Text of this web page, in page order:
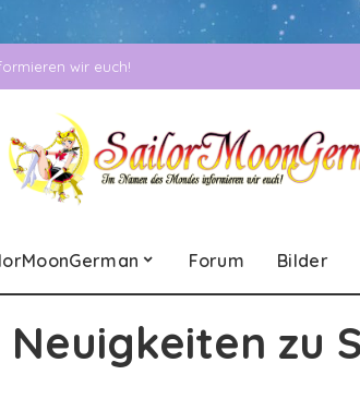
wir euch!
Forum Bilder
zu